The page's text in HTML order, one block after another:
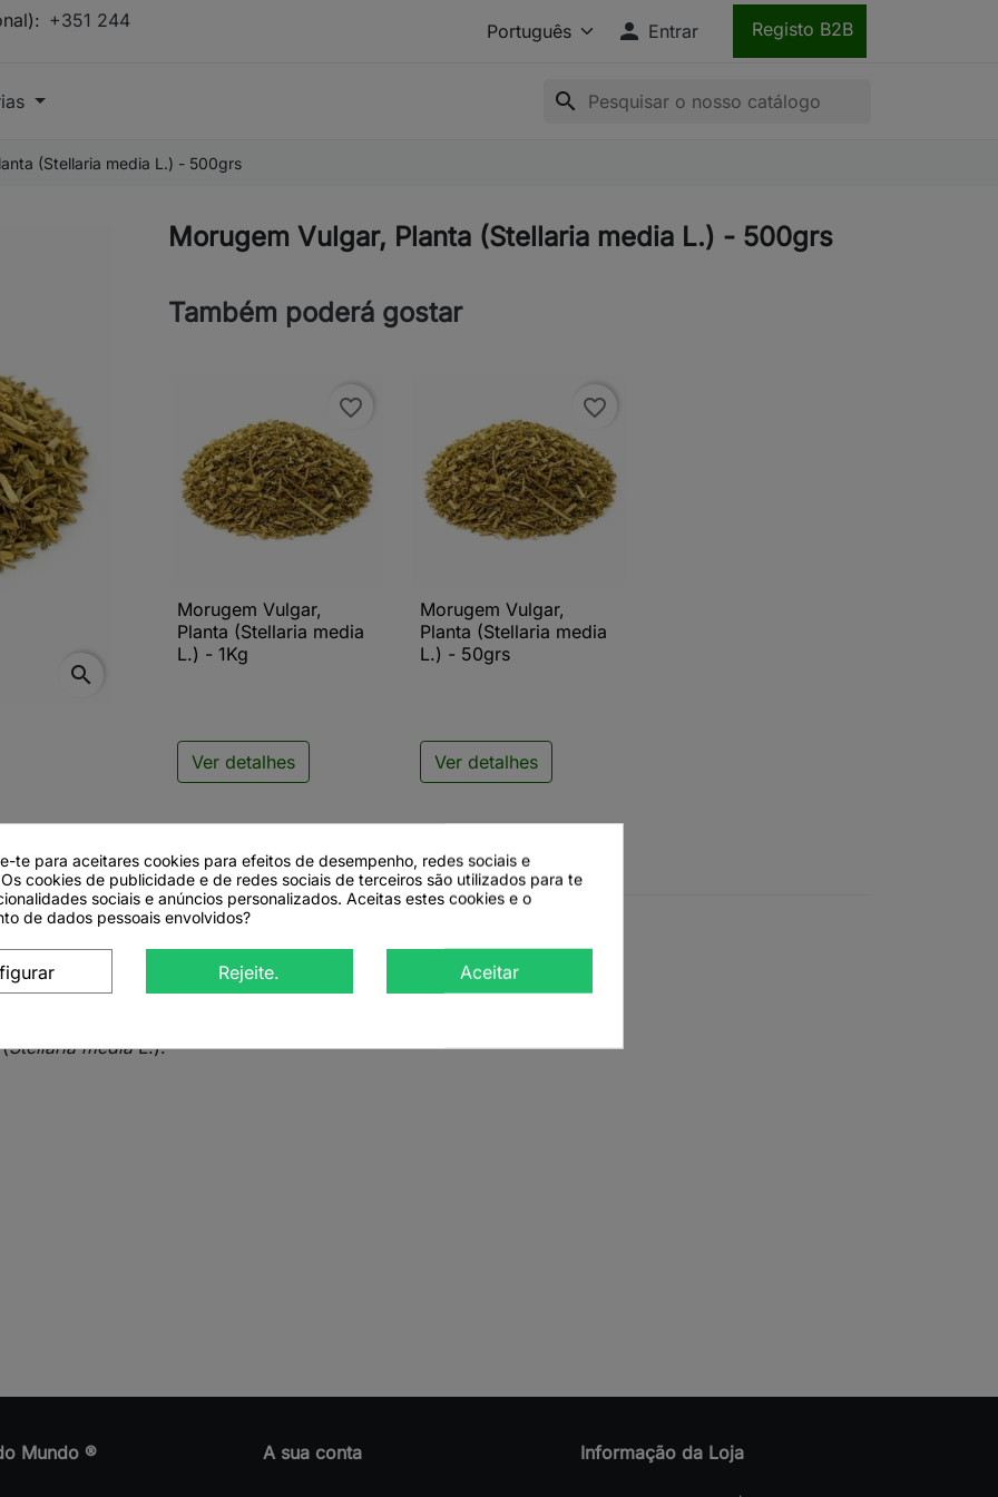
+351 244
 Entrar Registo B2B
search
(Stellaria media L.) - 500grs
search
Morugem Vulgar, Planta (Stellaria media L.) - 500grs
Também poderá gostar
favorite_border
 Vista rápida
Morugem Vulgar,
Planta (Stellaria media
L.) - 1Kg
Ver detalhes
favorite_border
 Vista rápida
Morugem Vulgar,
Planta (Stellaria media
L.) - 50grs
Ver detalhes
media L.)
Stellaria mediaL.).
Mundo ® A sua conta Informação da Loja
te para aceitares cookies para efeitos de desempenho, redes sociais e
cookies de publicidade e de redes sociais de terceiros são utilizados para te
sociais e anúncios personalizados. Aceitas estes cookies e o
de dados pessoais envolvidos?
Rejeite. Aceitar